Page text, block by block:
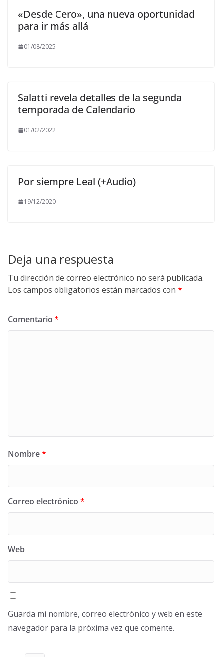
«Desde Cero», una nueva oportunidad
para ir más allá
01/08/2025
Salatti revela detalles de la segunda
temporada de Calendario
01/02/2022
Por siempre Leal (+Audio)
19/12/2020
Deja una respuesta
Tu dirección de correo electrónico no será publicada.
Los campos obligatorios están marcados con *
Comentario *
Nombre*
Correo electrónico *
Web
Guarda mi nombre, correo electrónico y web en este
navegador para la próxima vez que comente.